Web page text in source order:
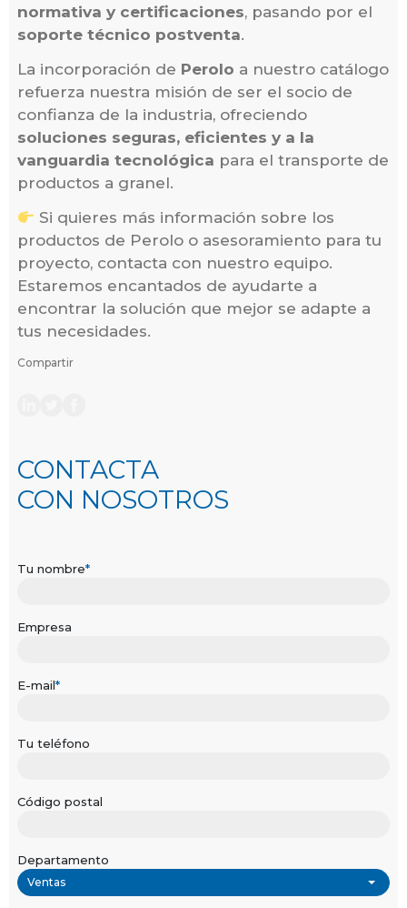
normativa y certificaciones, pasando por el
soporte técnico postventa.
La incorporación de Perolo a nuestro catálogo
refuerza nuestra misión de ser el socio de
confianza de la industria, ofreciendo
soluciones seguras, eficientes y a la
vanguardia tecnológica para el transporte de
productos a granel.
Si quieres más información sobre los
productos de Perolo o asesoramiento para tu
proyecto, contacta con nuestro equipo.
Estaremos encantados de ayudarte a
encontrar la solución que mejor se adapte a
tus necesidades.
Compartir
CONTACTA
CON NOSOTROS
Tu nombre*
Empresa
E-mail*
Tu teléfono
Código postal
Departamento
Ventas